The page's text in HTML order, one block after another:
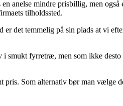
anelse mindre prisbillig, men også
tilholdssted.
det temmelig på sin plads at vi
smukt fyrretræ, men som ikke
Som alternativ bør man vælge